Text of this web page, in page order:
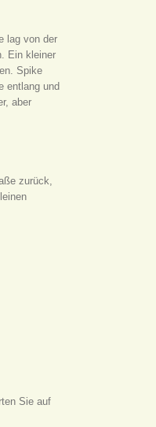
lag von der
Ein kleiner
Spike
entlang und
aber
zurück,
Sie auf